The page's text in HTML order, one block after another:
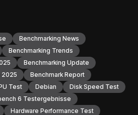
Benchmarking News
Benchmarking Trends
Benchmarking Update
2025
Benchmark Report
Test Debian
Disk Speed Test
6 Testergebnisse
Hardware Performance Test